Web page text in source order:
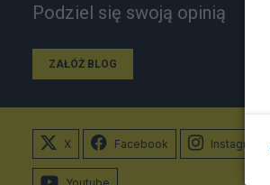
Podziel się swoją opinią
ZAŁÓŻ BLOG
X Facebook Instagram
Youtube